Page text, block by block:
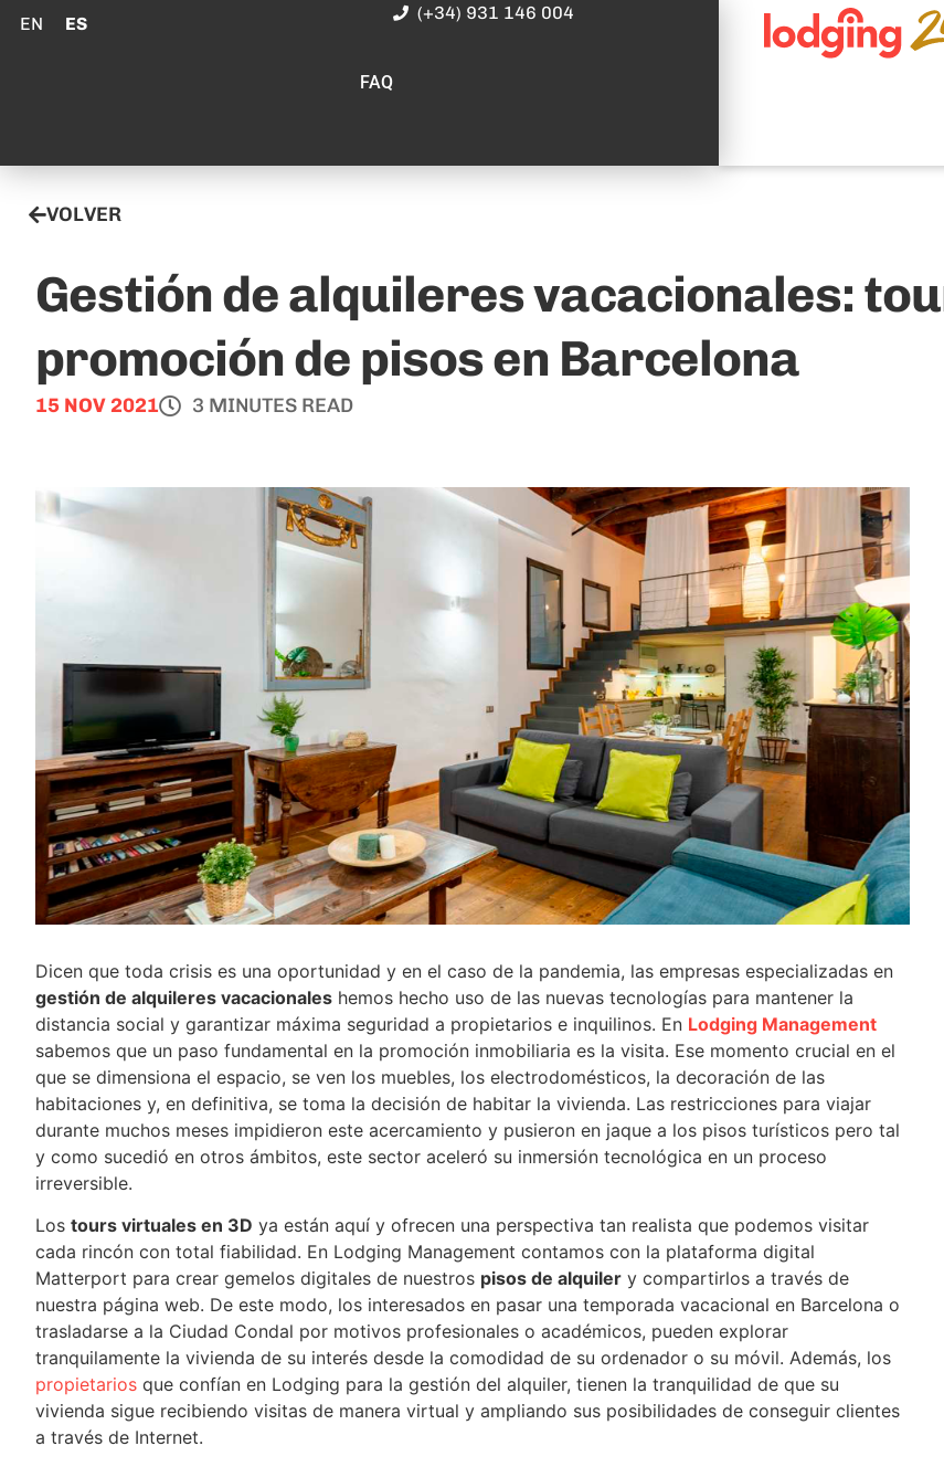
EN ES
FAQ
(+34) 931 146 004
VOLVER
Gestión de alquileres vacacionales:
promoción de pisos en Barcelona
15 NOV 2021 3 MINUTES READ
Dicen que toda crisis es una oportunidad y en el caso de la pandemia, las empresas especializadas en
gestión de alquileres vacacionales hemos hecho uso de las nuevas tecnologías para mantener la
distancia social y garantizar máxima seguridad a propietarios e inquilinos. En Lodging Management
sabemos que un paso fundamental en la promoción inmobiliaria es la visita. Ese momento crucial en el
que se dimensiona el espacio, se ven los muebles, los electrodomésticos, la decoración de las
habitaciones y, en definitiva, se toma la decisión de habitar la vivienda. Las restricciones para viajar
durante muchos meses impidieron este acercamiento y pusieron en jaque a los pisos turísticos pero tal
y como sucedió en otros ámbitos, este sector aceleró su inmersión tecnológica en un proceso
irreversible.
Los tours virtuales en 3D ya están aquí y ofrecen una perspectiva tan realista que podemos visitar
cada rincón con total fiabilidad. En Lodging Management contamos con la plataforma digital
Matterport para crear gemelos digitales de nuestros pisos de alquiler y compartirlos a través de
nuestra página web. De este modo, los interesados en pasar una temporada vacacional en Barcelona o
trasladarse a la Ciudad Condal por motivos profesionales o académicos, pueden explorar
tranquilamente la vivienda de su interés desde la comodidad de su ordenador o su móvil. Además, los
propietarios que confían en Lodging para la gestión del alquiler, tienen la tranquilidad de que su
vivienda sigue recibiendo visitas de manera virtual y ampliando sus posibilidades de conseguir clientes
a través de Internet.